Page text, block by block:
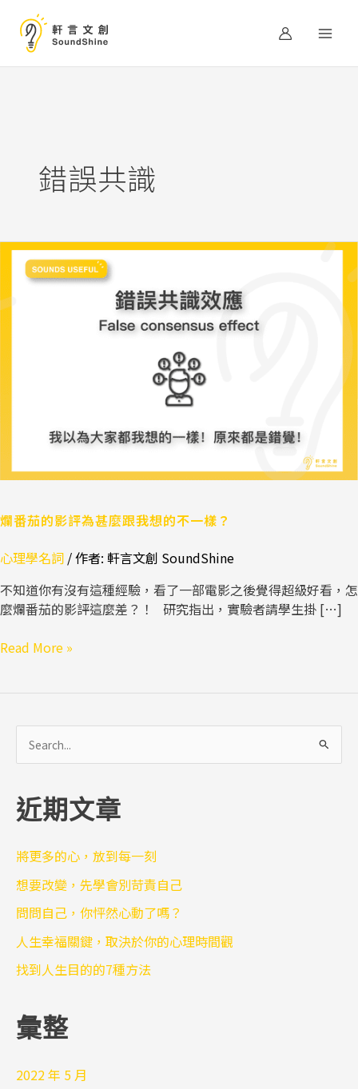
要
錯誤共識
爛番茄的影評為甚麼跟我想的不一樣？
心理學名詞 / 作者: 軒言文創 SoundShine
不知道你有沒有這種經驗，看了一部電影之後覺得超級好看，怎
麼爛番茄的影評這麼差？！ 研究指出，實驗者請學生掛 […]
爛
的
麼
跟
的
一
Read More »
尋
鍵
:
近期文章
將更多的心，放到每一刻
想要改變，先學會別苛責自己
問問自己，你怦然心動了嗎？
人生幸福關鍵，取決於你的心理時間觀
找到人生目的的7種方法
彙整
2022 年 5 月